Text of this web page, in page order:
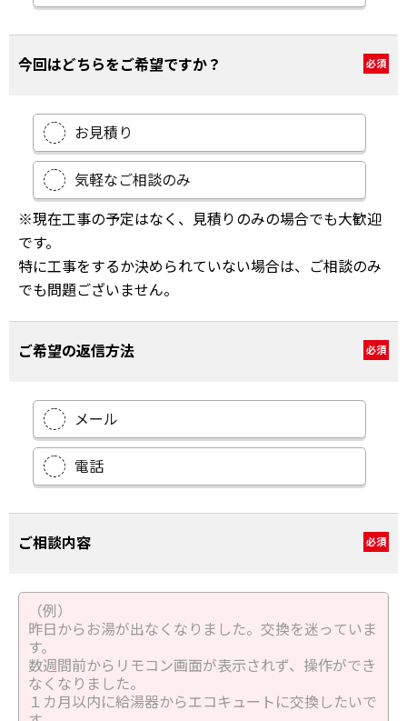
今回はどちらをご希望ですか？ 必須
お見積り
気軽なご相談のみ
※現在工事の予定はなく、見積りのみの場合でも大歓迎
です。
特に工事をするか決められていない場合は、ご相談のみ
でも問題ございません。
ご希望の返信方法 必須
メール
電話
ご相談内容 必須